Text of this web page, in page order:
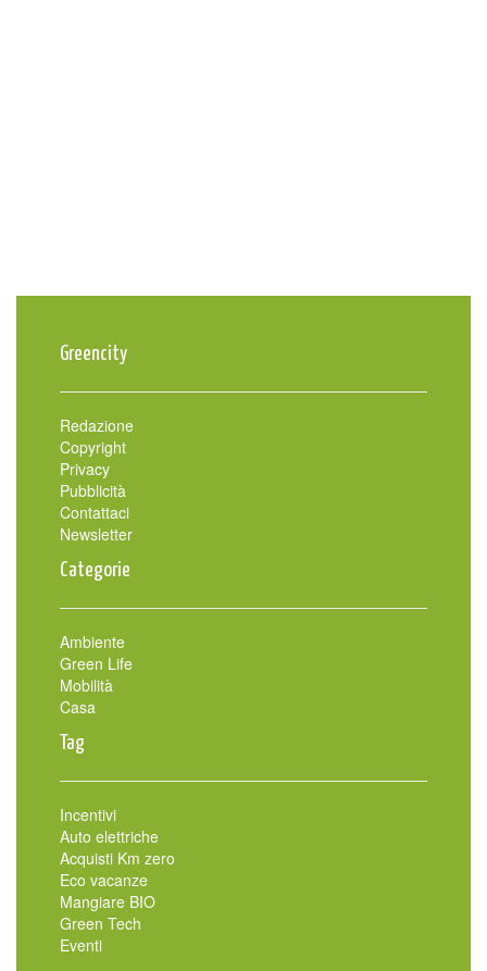
Greencity
Redazione
Copyright
Privacy
Pubblicità
Contattaci
Newsletter
Categorie
Ambiente
Green Life
Mobilità
Casa
Tag
Incentivi
Auto elettriche
Acquisti Km zero
Eco vacanze
Mangiare BIO
Green Tech
Eventi